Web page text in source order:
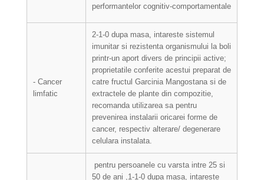
performantelor cognitiv-comportamentale
- Cancer
limfatic
2-1-0 dupa masa, intareste sistemul
imunitar si rezistenta organismului la boli
printr-un aport divers de principii active;
proprietatile conferite acestui preparat de
catre fructul Garcinia Mangostana si de
extractele de plante din compozitie,
recomanda utilizarea sa pentru
prevenirea instalarii oricarei forme de
cancer, respectiv alterare/ degenerare
celulara instalata.
pentru persoanele cu varsta intre 25 si
50 de ani ,1-1-0 dupa masa, intareste